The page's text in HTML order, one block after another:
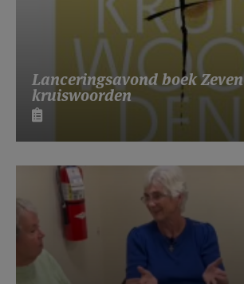
Lanceringsavond boek Zeven
kruiswoorden